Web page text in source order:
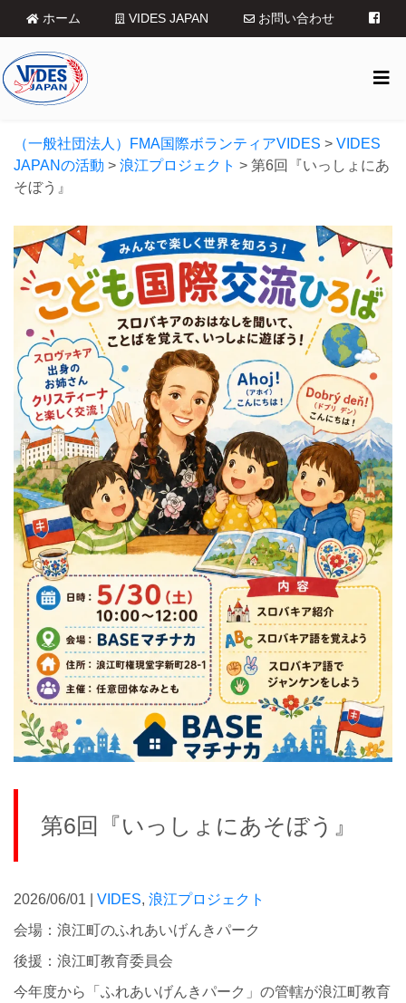
ホーム VIDES JAPAN お問い合わせ
（一般社団法人）FMA国際ボランティアVIDES > VIDES
JAPANの活動 > 浪江プロジェクト > 第6回『いっしょにあ
そぼう』
第6回『いっしょにあそぼう』
2026/06/01 | VIDES, 浪江プロジェクト
会場：浪江町のふれあいげんきパーク
後援：浪江町教育委員会
今年度から「ふれあいげんきパーク」の管轄が浪江町教育